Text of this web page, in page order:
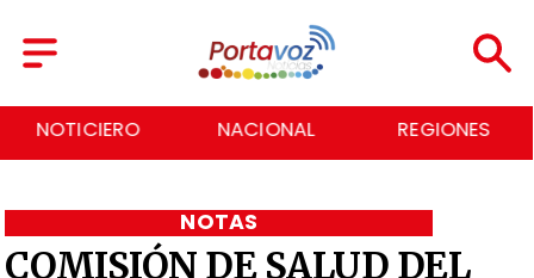
NOTICIERO NACIONAL REGIONES
COMISIÓN DE SALUD DEL
NOTAS